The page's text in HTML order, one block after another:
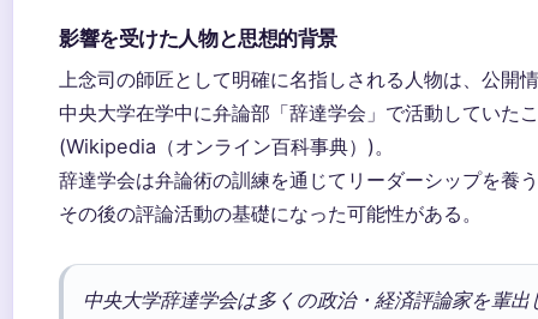
影響を受けた人物と思想的背景
上念司の師匠として明確に名指しされる人物は、公開
中央大学在学中に弁論部「辞達学会」で活動していた
(Wikipedia（オンライン百科事典）)。
辞達学会は弁論術の訓練を通じてリーダーシップを養
その後の評論活動の基礎になった可能性がある。
中央大学辞達学会は多くの政治・経済評論家を輩